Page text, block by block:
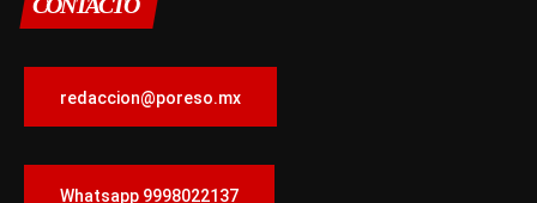
CONTACTO
redaccion@poreso.mx
Whatsapp 9998022137